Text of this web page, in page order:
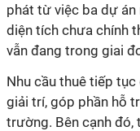
phát từ việc ba dự
diện tích chưa chính
vẫn đang trong giai
Nhu cầu thuê tiếp
giải trí, góp phần hỗ
trường. Bên cạnh